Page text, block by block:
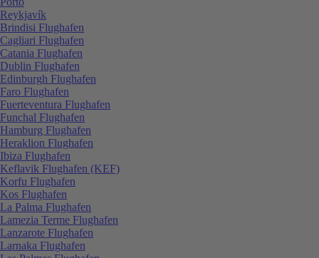
Reykjavík
Brindisi Flughafen
Cagliari Flughafen
Catania Flughafen
Dublin Flughafen
Edinburgh Flughafen
Faro Flughafen
Fuerteventura Flughafen
Funchal Flughafen
Hamburg Flughafen
Heraklion Flughafen
Ibiza Flughafen
Keflavik Flughafen (KEF)
Korfu Flughafen
Kos Flughafen
La Palma Flughafen
Lamezia Terme Flughafen
Lanzarote Flughafen
Larnaka Flughafen